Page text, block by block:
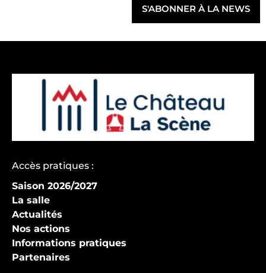
S'ABONNER À LA NEWS
Accès pratiques :
Saison 2026/2027
La salle
Actualités
Nos actions
Informations pratiques
Partenaires